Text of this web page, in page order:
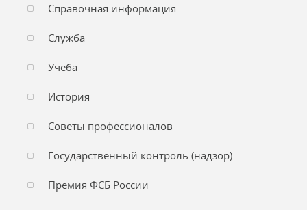
Справочная информация
Служба
Учеба
История
Советы профессионалов
Государственный контроль (надзор)
Премия ФСБ России